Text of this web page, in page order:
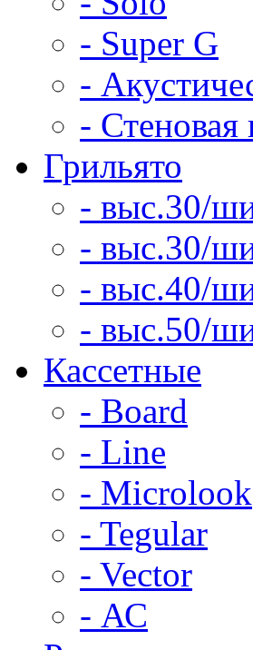
- Super G
-
- Стеновая
Грильято
- выс.30/
- выс.30/
- выс.40/
- выс.50/
Кассетные
- Board
- Line
- Microlook
- Tegular
- Vector
- АС